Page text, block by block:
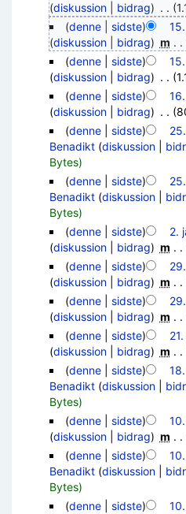
(diskussion| bidrag) . .
(denne| sidste)
(diskussion| bidrag) m . .
(denne| sidste)
(diskussion| bidrag) . .
(denne| sidste)
(diskussion| bidrag) . .
(denne| sidste)
Benadikt (diskussion|
Bytes)
(denne| sidste)
Benadikt (diskussion|
Bytes)
(denne| sidste) 2.
(diskussion| bidrag) m . .
(denne| sidste)
(diskussion| bidrag) m . .
(denne| sidste)
(diskussion| bidrag) m . .
(denne| sidste)
(diskussion| bidrag) m . .
(denne| sidste)
Benadikt (diskussion|
Bytes)
(denne| sidste)
(diskussion| bidrag) m . .
(denne| sidste)
Benadikt (diskussion|
Bytes)
(denne| sidste)